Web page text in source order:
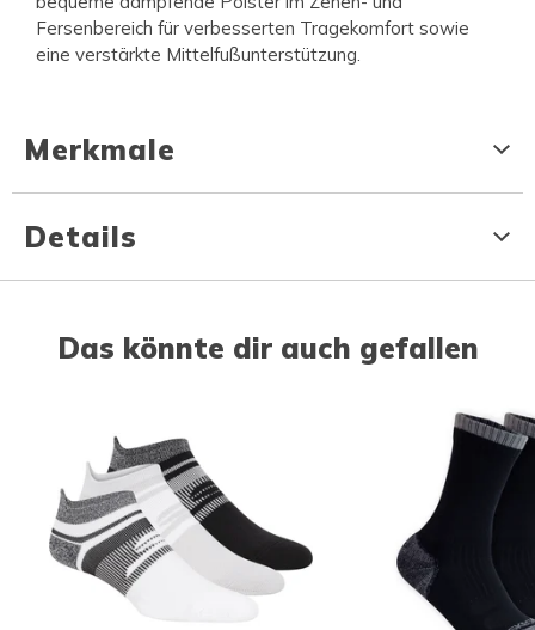
Fersenbereich für verbesserten Tragekomfort sowie
eine verstärkte Mittelfußunterstützung.
Merkmale
Details
Das könnte dir auch gefallen